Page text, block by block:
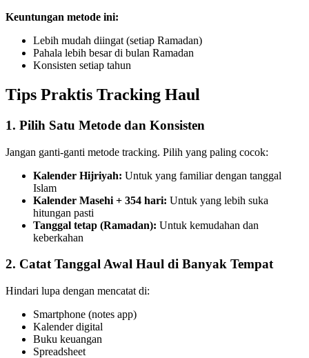
Keuntungan metode ini:
Lebih mudah diingat (setiap Ramadan)
Pahala lebih besar di bulan Ramadan
Konsisten setiap tahun
Tips Praktis Tracking Haul
1. Pilih Satu Metode dan Konsisten
Jangan ganti-ganti metode tracking. Pilih yang paling cocok:
Kalender Hijriyah: Untuk yang familiar dengan tanggal
Islam
Kalender Masehi + 354 hari: Untuk yang lebih suka
hitungan pasti
Tanggal tetap (Ramadan): Untuk kemudahan dan
keberkahan
2. Catat Tanggal Awal Haul di Banyak Tempat
Hindari lupa dengan mencatat di:
Smartphone (notes app)
Kalender digital
Buku keuangan
Spreadsheet